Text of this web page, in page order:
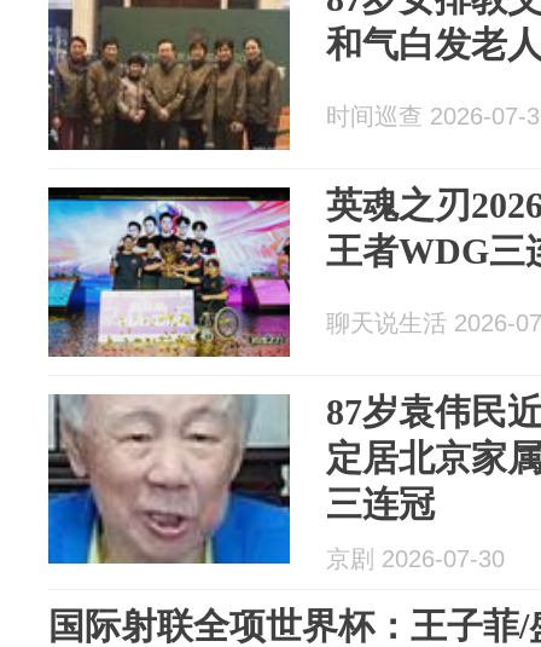
和气白发老
时间巡查 2026-07-
英魂之刃
王者WDG三
聊天说生活 2026-
87岁袁伟民
定居北京家
三连冠
京剧 2026-07-30
国际射联全项世界杯：王子菲